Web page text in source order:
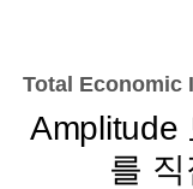
Total Economic
Amplitude
를